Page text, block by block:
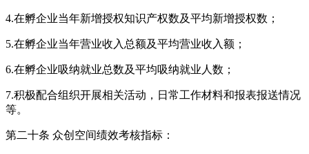
4.在孵企业当年新增授权知识产权数及平均新增授权数；
5.在孵企业当年营业收入总额及平均营业收入额；
6.在孵企业吸纳就业总数及平均吸纳就业人数；
7.积极配合组织开展相关活动，日常工作材料和报表报送情况
等。
第二十条 众创空间绩效考核指标：